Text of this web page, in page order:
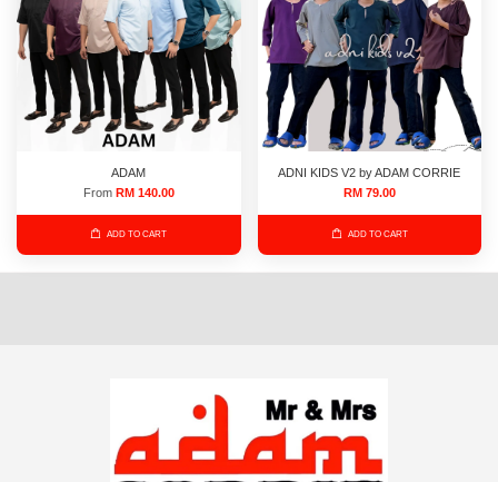
ADAM
From RM 140.00
ADD TO CART
ADNI KIDS V2 by ADAM CORRIE
RM 79.00
ADD TO CART